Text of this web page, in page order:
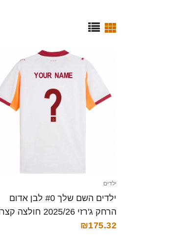
ילדים
ילדים השם שלך #0 לבן אדום
הרחק ג'רזי 2025/26 חולצה קצרה
₪175.32